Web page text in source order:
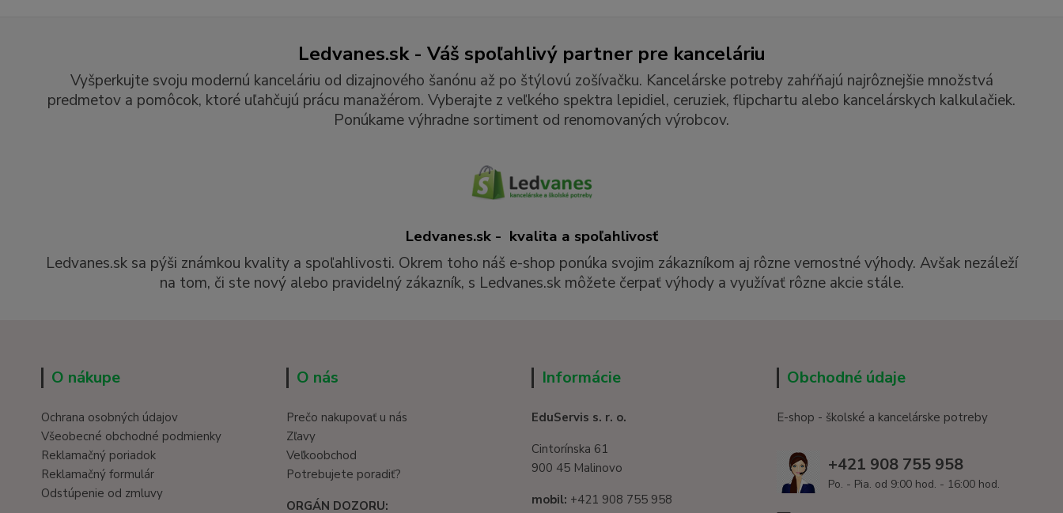
Ledvanes.sk - Váš spoľahlivý partner pre kanceláriu
Vyšperkujte svoju modernú kanceláriu od dizajnového šanónu až po štýlovú zošívačku. Kancelárske potreby zahŕňajú najrôznejšie množstvá
predmetov a pomôcok, ktoré uľahčujú prácu manažérom. Vyberajte z veľkého spektra lepidiel, ceruziek, flipchartu alebo kancelárskych kalkulačiek.
Ponúkame výhradne sortiment od renomovaných výrobcov.
Ledvanes.sk - kvalita a spoľahlivosť
Ledvanes.sk sa pýši známkou kvality a spoľahlivosti. Okrem toho náš e-shop ponúka svojim zákazníkom aj rôzne vernostné výhody. Avšak nezáleží
na tom, či ste nový alebo pravidelný zákazník, s Ledvanes.sk môžete čerpať výhody a využívať rôzne akcie stále.
O nákupe
Ochrana osobných údajov
Všeobecné obchodné podmienky
Reklamačný poriadok
Reklamačný formulár
Odstúpenie od zmluvy
O nás
Prečo nakupovať u nás
Zľavy
Veľkoobchod
Potrebujete poradiť?
ORGÁN DOZORU:
Informácie
EduServis s. r. o.
Cintorínska 61
900 45 Malinovo
mobil: +421 908 755 958
Obchodné údaje
E-shop - školské a kancelárske potreby
+421 908 755 958
Po. - Pia. od 9:00 hod. - 16:00 hod.